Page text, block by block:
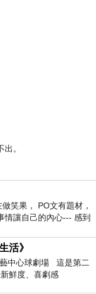
。
笑果， PO文有題材，
情讓自己的內心--- 感到
活》
中心球劇場 這是第二
鮮度、喜劇感